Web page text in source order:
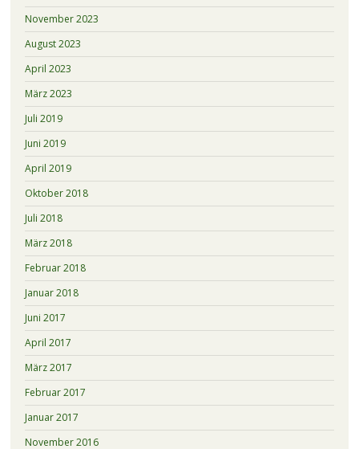
November 2023
August 2023
April 2023
März 2023
Juli 2019
Juni 2019
April 2019
Oktober 2018
Juli 2018
März 2018
Februar 2018
Januar 2018
Juni 2017
April 2017
März 2017
Februar 2017
Januar 2017
November 2016